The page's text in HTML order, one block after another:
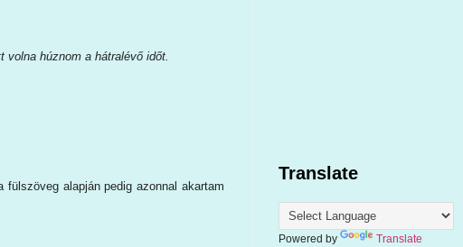
volna húznom a hátralévő időt.
alapján pedig azonnal akartam
Translate
Powered by Translate